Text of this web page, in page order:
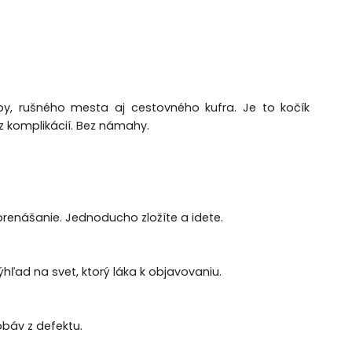
rušného mesta aj cestovného kufra. Je to kočík
Bez námahy.
Jednoducho zložíte a idete.
na svet, ktorý láka k objavovaniu.
z defektu.